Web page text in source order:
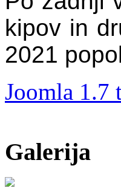
kipov in
2021
Joomla 1.7
Galerija